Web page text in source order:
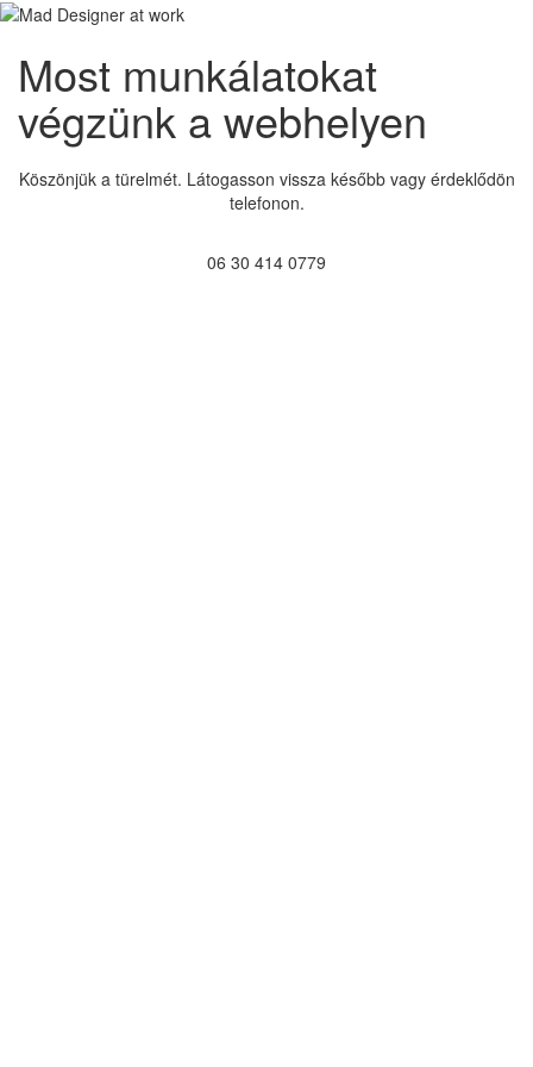
Most munkálatokat
végzünk a webhelyen
Köszönjük a türelmét. Látogasson vissza később vagy érdeklődön
telefonon.
06 30 414 0779